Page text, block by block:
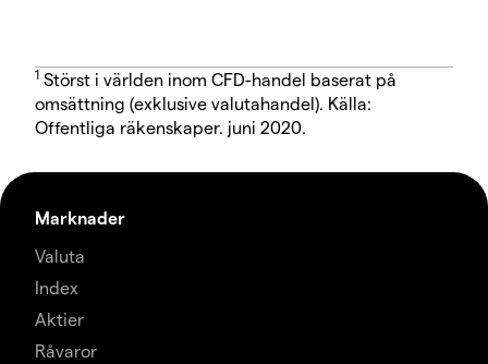
1 Störst i världen inom CFD-handel baserat på
omsättning (exklusive valutahandel). Källa:
Offentliga räkenskaper. juni 2020.
Marknader
Valuta
Index
Aktier
Råvaror